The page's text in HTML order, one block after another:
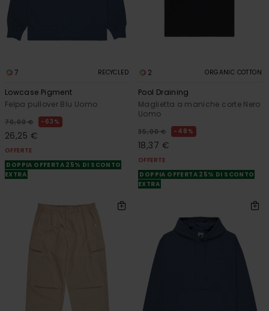
7 RECYCLED
Lowcase Pigment
Felpa pullover Blu Uomo
70,00 € 63%
26,25 €
OFFERTE
DOPPIA OFFERTA 25% DI SCONTO
EXTRA
2 ORGANIC COTTON
Pool Draining
Maglietta a maniche corte Nero
Uomo
35,00 € 48%
18,37 €
OFFERTE
DOPPIA OFFERTA 25% DI SCONTO
EXTRA